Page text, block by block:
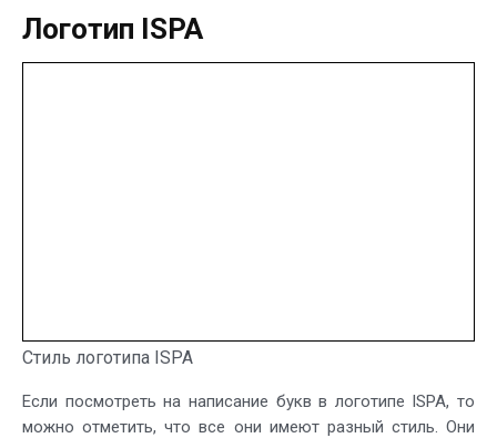
Логотип ISPA
Стиль логотипа ISPA
Если посмотреть на написание букв в логотипе ISPA, то
можно отметить, что все они имеют разный стиль. Они